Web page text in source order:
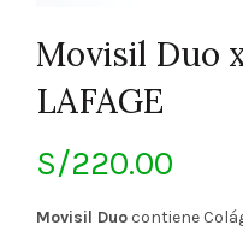
Movisil Duo
LAFAGE
S/220.00
Movisil Duo contiene